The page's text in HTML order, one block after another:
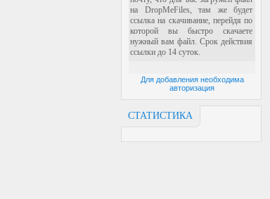
Для добавления необходима
авторизация
СТАТИСТИКА